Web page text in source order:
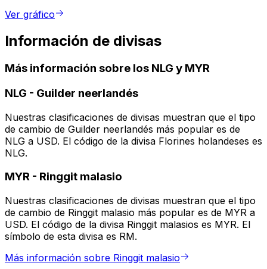
Ver gráfico
Información de divisas
Más información sobre los NLG y MYR
NLG - Guilder neerlandés
Nuestras clasificaciones de divisas muestran que el tipo
de cambio de Guilder neerlandés más popular es de
NLG a USD. El código de la divisa Florines holandeses es
NLG.
MYR - Ringgit malasio
Nuestras clasificaciones de divisas muestran que el tipo
de cambio de Ringgit malasio más popular es de MYR a
USD. El código de la divisa Ringgit malasios es MYR. El
símbolo de esta divisa es RM.
Más información sobre Ringgit malasio